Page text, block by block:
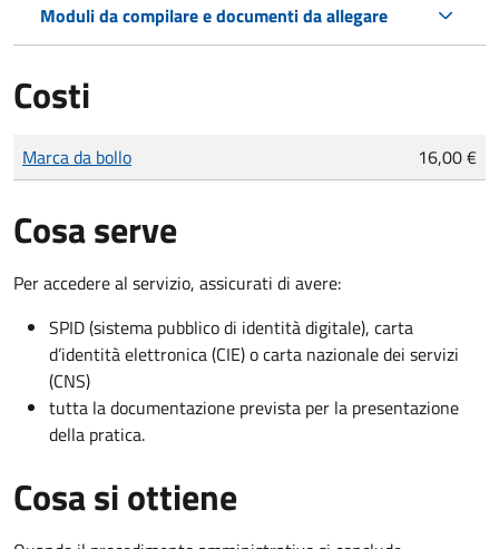
Moduli da compilare e documenti da allegare
Costi
Tipo di pagamento
Importo
Marca da bollo 16,00 €
Cosa serve
Per accedere al servizio, assicurati di avere:
SPID (sistema pubblico di identità digitale), carta
d’identità elettronica (CIE) o carta nazionale dei servizi
(CNS)
tutta la documentazione prevista per la presentazione
della pratica.
Cosa si ottiene